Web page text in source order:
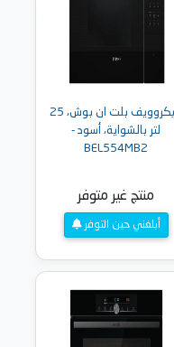
ميكروويف بلت ان بوش، 25
لتر بالشواية، أسود -
BEL554MB2
منتج غير متوفر
أبلغني حين التوفر